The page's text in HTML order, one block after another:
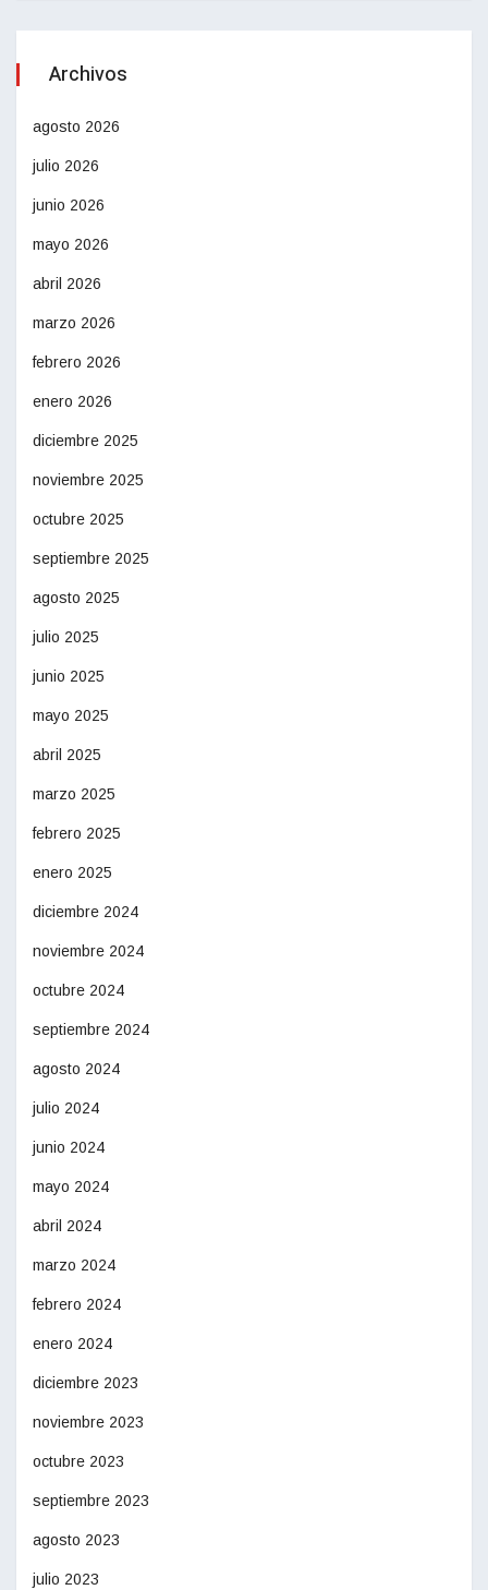
Archivos
agosto 2026
julio 2026
junio 2026
mayo 2026
abril 2026
marzo 2026
febrero 2026
enero 2026
diciembre 2025
noviembre 2025
octubre 2025
septiembre 2025
agosto 2025
julio 2025
junio 2025
mayo 2025
abril 2025
marzo 2025
febrero 2025
enero 2025
diciembre 2024
noviembre 2024
octubre 2024
septiembre 2024
agosto 2024
julio 2024
junio 2024
mayo 2024
abril 2024
marzo 2024
febrero 2024
enero 2024
diciembre 2023
noviembre 2023
octubre 2023
septiembre 2023
agosto 2023
julio 2023